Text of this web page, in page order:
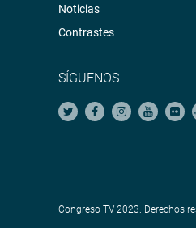
Noticias
Contrastes
SÍGUENOS
Congreso TV 2023. Derechos